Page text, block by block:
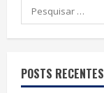
POSTS RECENTES